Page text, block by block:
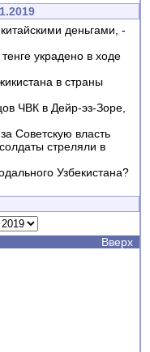
деньгами, -
украдено в ходе
в страны
ЧВК в Дейр-эз-Зоре,
Советскую власть
стреляли в
Узбекистана?
Вверх